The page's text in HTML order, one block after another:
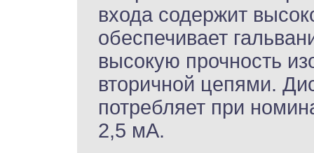
входа содержит
обеспечивает
высокую прочность
вторичной цепями.
потребляет при
2,5 мА.